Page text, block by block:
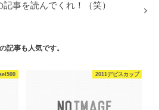
事を読んでくれ！（笑）
記事も人気です。
2011デビスカップ